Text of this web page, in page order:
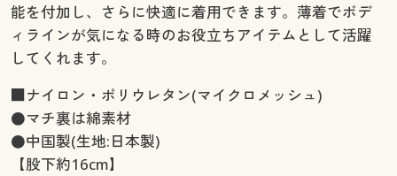
能を付加し、さらに快適に着用できます。薄着でボデ
ィラインが気になる時のお役立ちアイテムとして活躍
してくれます。
■ナイロン・ポリウレタン(マイクロメッシュ)
●マチ裏は綿素材
●中国製(生地:日本製)
【股下約16cm】